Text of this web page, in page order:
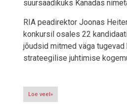
suursaadikuks Kanadas
RIA peadirektor Joonas
konkursil osales 22
jõudsid mitmed väga
strateegilise juhtimise
Loe veel»